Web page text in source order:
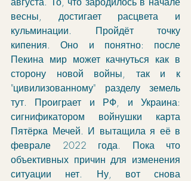
весны, достигает расцвета и
кульминации. Пройдёт точку
кипения. Оно и понятно: после
Пекина мир может качнуться как в
сторону новой войны, так и к
"цивилизованному" разделу земель
тут. Проиграет и РФ, и Украина:
сигнификатором войнушки карта
Пятёрка Мечей. И вытащила я её в
феврале 2022 года. Пока что
объективных причин для изменения
ситуации нет. Ну, вот снова